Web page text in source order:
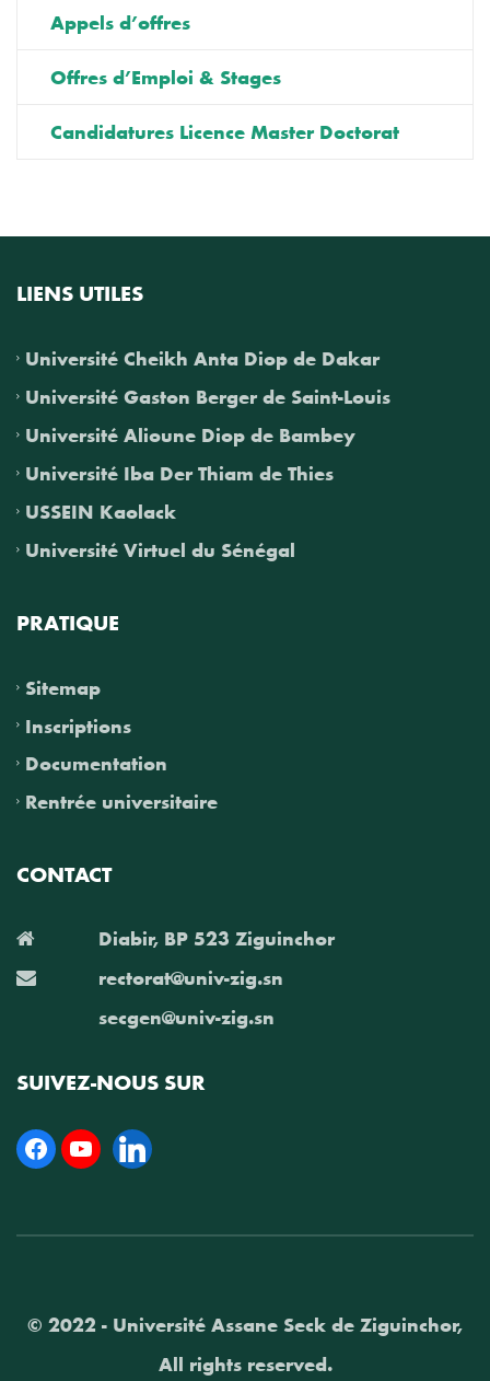
Appels d’offres
Offres d’Emploi & Stages
Candidatures Licence Master Doctorat
LIENS UTILES
Université Cheikh Anta Diop de Dakar
Université Gaston Berger de Saint-Louis
Université Alioune Diop de Bambey
Université Iba Der Thiam de Thies
USSEIN Kaolack
Université Virtuel du Sénégal
PRATIQUE
Sitemap
Inscriptions
Documentation
Rentrée universitaire
CONTACT
Diabir, BP 523 Ziguinchor
rectorat@univ-zig.sn
secgen@univ-zig.sn
SUIVEZ-NOUS SUR
Facebook
YouTubeLinkedin
© 2022 - Université Assane Seck de Ziguinchor,
All rights reserved.